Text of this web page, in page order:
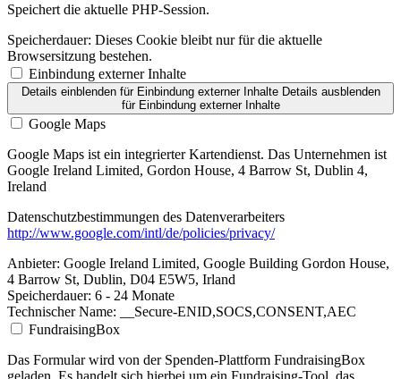
Speichert die aktuelle PHP-Session.
Speicherdauer: Dieses Cookie bleibt nur für die aktuelle
Browsersitzung bestehen.
Einbindung externer Inhalte
Details einblendenfür Einbindung externer Inhalte Details ausblenden
für Einbindung externer Inhalte
Google Maps
Google Maps ist ein integrierter Kartendienst. Das Unternehmen ist
Google Ireland Limited, Gordon House, 4 Barrow St, Dublin 4,
Ireland
Datenschutzbestimmungen des Datenverarbeiters
http://www.google.com/intl/de/policies/privacy/
Anbieter: Google Ireland Limited, Google Building Gordon House,
4 Barrow St, Dublin, D04 E5W5, Irland
Speicherdauer: 6 - 24 Monate
Technischer Name: __Secure-ENID,SOCS,CONSENT,AEC
FundraisingBox
Das Formular wird von der Spenden-Plattform FundraisingBox
geladen. Es handelt sich hierbei um ein Fundraising-Tool, das